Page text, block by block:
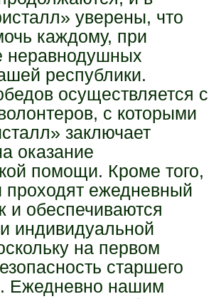
уверены, что
каждому, при
неравнодушных
республики.
осуществляется с
с которыми
заключает
оказание
помощи. Кроме того,
проходят ежедневный
и обеспечиваются
индивидуальной
на первом
старшего
Ежедневно нашим